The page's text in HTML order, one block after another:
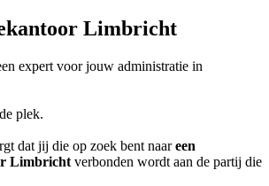
Limbricht
expert voor jouw administratie in
plek.
dat jij die op zoek bent naareen
Limbricht verbonden wordt aan de partij die